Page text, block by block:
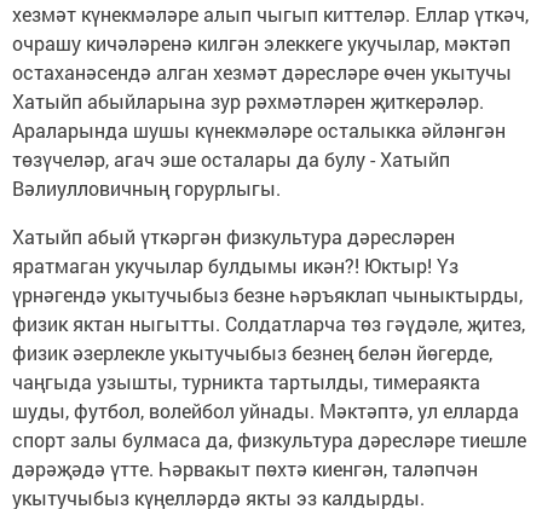
хезмәт күнекмәләре алып чыгып киттеләр. Еллар үткәч,
очрашу кичәләренә килгән элеккеге укучылар, мәктәп
остаханәсендә алган хезмәт дәресләре өчен укытучы
Хатыйп абыйларына зур рәхмәтләрен җиткерәләр.
Араларында шушы күнекмәләре осталыкка әйләнгән
төзүчеләр, агач эше осталары да булу - Хатыйп
Вәлиулловичның горурлыгы.
Хатыйп абый үткәргән физкультура дәресләрен
яратмаган укучылар булдымы икән?! Юктыр! Үз
үрнәгендә укытучыбыз безне һәръяклап чыныктырды,
физик яктан ныгытты. Солдатларча төз гәүдәле, җитез,
физик әзерлекле укытучыбыз безнең белән йөгерде,
чаңгыда узышты, турникта тартылды, тимераякта
шуды, футбол, волейбол уйнады. Мәктәптә, ул елларда
спорт залы булмаса да, физкультура дәресләре тиешле
дәрәҗәдә үтте. Һәрвакыт пөхтә киенгән, таләпчән
укытучыбыз күңелләрдә якты эз калдырды.